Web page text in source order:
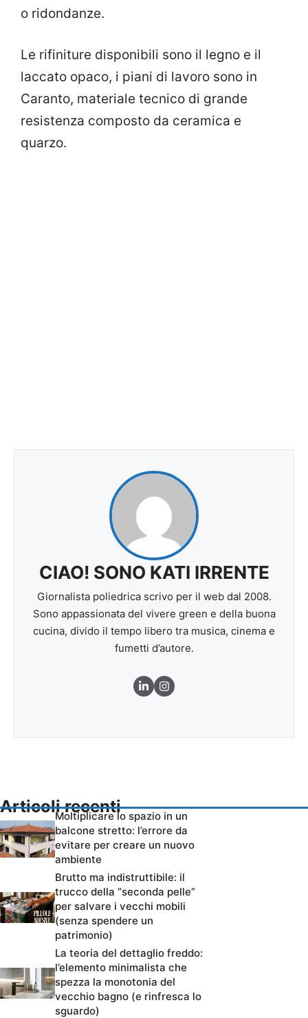
o ridondanze.
Le rifiniture disponibili sono il legno e il
laccato opaco, i piani di lavoro sono in
Caranto, materiale tecnico di grande
resistenza composto da ceramica e
quarzo.
CIAO! SONO KATI IRRENTE
Giornalista poliedrica scrivo per il web dal 2008.
Sono appassionata del vivere green e della buona
cucina, divido il tempo libero tra musica, cinema e
fumetti d’autore.
Articoli recenti
Moltiplicare lo spazio in un
balcone stretto: l’errore da
evitare per creare un nuovo
ambiente
Brutto ma indistruttibile: il
trucco della “seconda pelle”
per salvare i vecchi mobili
(senza spendere un
patrimonio)
La teoria del dettaglio freddo:
l’elemento minimalista che
spezza la monotonia del
vecchio bagno (e rinfresca lo
sguardo)